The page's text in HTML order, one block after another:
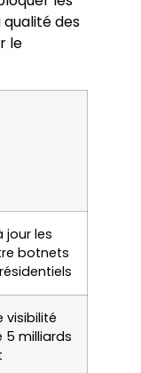
des
le
jour les
botnets
visibilité
5 milliards